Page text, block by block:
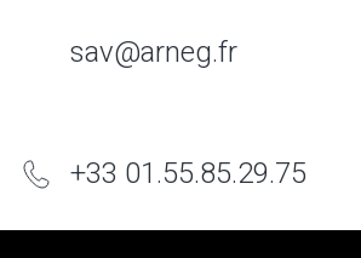
sav@arneg.fr
+33 01.55.85.29.75